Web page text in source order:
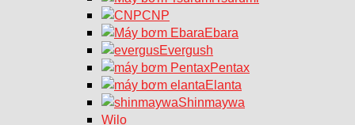
CNP
Ebara
Evergush
Pentax
Elanta
Shinmaywa
Wilo